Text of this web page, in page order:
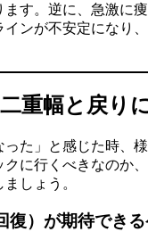
ます。逆に、急激に
インが不安定になり
重幅と戻り
った」と感じた時、
に行くべきなのか
しょう。
復）が期待でき